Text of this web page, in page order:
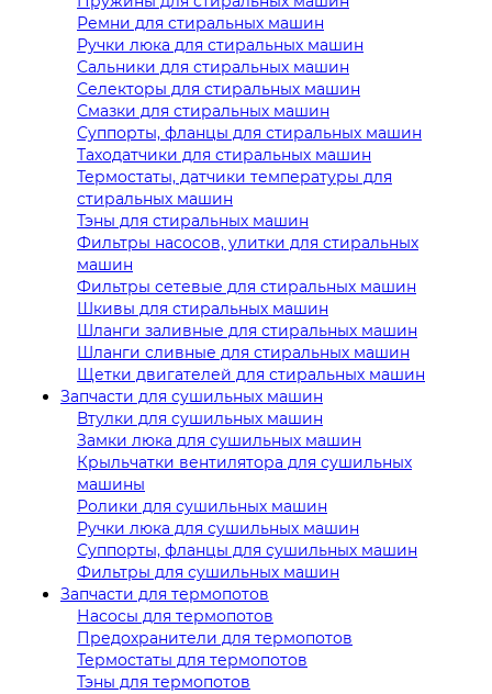
Ремни для стиральных машин
Ручки люка для стиральных машин
Сальники для стиральных машин
Селекторы для стиральных машин
Смазки для стиральных машин
Суппорты, фланцы для стиральных машин
Таходатчики для стиральных машин
Термостаты, датчики температуры для
стиральных машин
Тэны для стиральных машин
Фильтры насосов, улитки для стиральных
машин
Фильтры сетевые для стиральных машин
Шкивы для стиральных машин
Шланги заливные для стиральных машин
Шланги сливные для стиральных машин
Щетки двигателей для стиральных машин
Запчасти для сушильных машин
Втулки для сушильных машин
Замки люка для сушильных машин
Крыльчатки вентилятора для сушильных
машины
Ролики для сушильных машин
Ручки люка для сушильных машин
Суппорты, фланцы для сушильных машин
Фильтры для сушильных машин
Запчасти для термопотов
Насосы для термопотов
Предохранители для термопотов
Термостаты для термопотов
Тэны для термопотов